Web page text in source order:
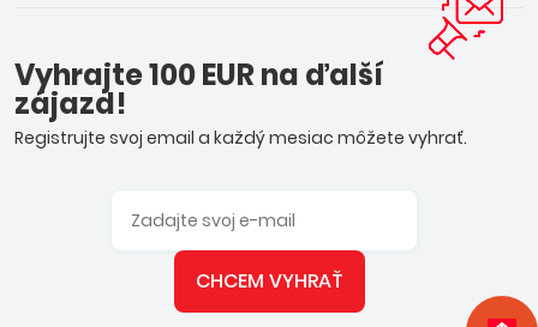
Vyhrajte 100 EUR na ďalší
zájazd!
Registrujte svoj email a každý mesiac môžete vyhrať.
CHCEM VYHRAŤ